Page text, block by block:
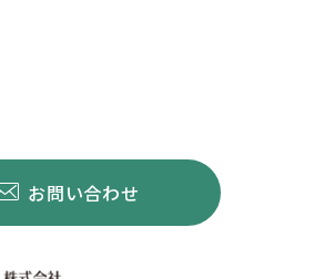
お問い合わせ